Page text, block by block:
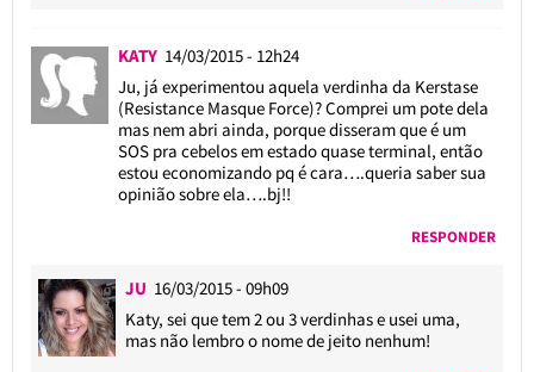
KATY 14/03/2015 - 12h24
Ju, já experimentou aquela verdinha da Kerstase
(Resistance Masque Force)? Comprei um pote dela
mas nem abri ainda, porque disseram que é um
SOS pra cebelos em estado quase terminal, então
estou economizando pq é cara….queria saber sua
opinião sobre ela….bj!!
RESPONDER
JU 16/03/2015 - 09h09
Katy, sei que tem 2 ou 3 verdinhas e usei uma,
mas não lembro o nome de jeito nenhum!